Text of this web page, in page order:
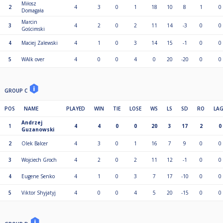
2
Miłosz
Domagała
4 3 0 1 18 10 8 1 0
3
Marcin
Gościmski
4 2 0 2 11 14 -3 0 0
4 Maciej Zalewski 4 1 0 3 14 15 -1 0 0
5 WAlk over 4 0 0 4 0 20 -20 0 0
GROUP C
POS NAME PLAYED WIN TIE LOSE WS LS SD RO
1
Andrzej
Guzanowski
4 4 0 0 20 3 17 2 0
2 Olek Balcer 4 3 0 1 16 7 9 0 0
3 Wojciech Groch 4 2 0 2 11 12 -1 0 0
4 Eugene Senko 4 1 0 3 7 17 -10 0 0
5 Viktor Shyjatyj 4 0 0 4 5 20 -15 0 0